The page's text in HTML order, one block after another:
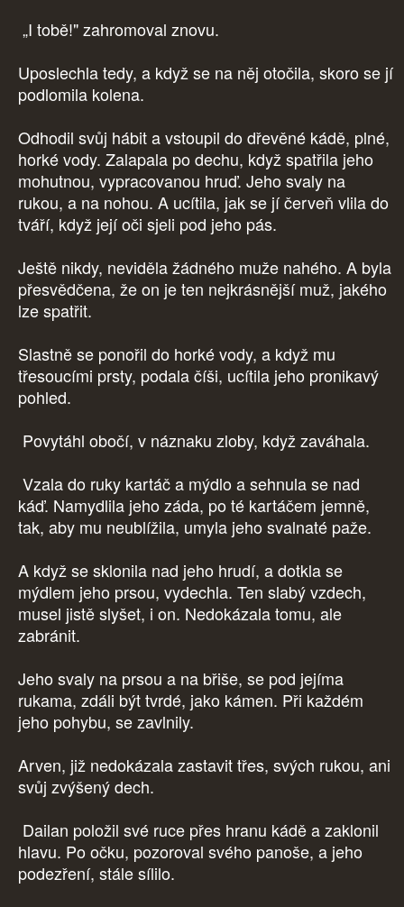
„I tobě!" zahromoval znovu.
Uposlechla tedy, a když se na něj otočila, skoro se jí
podlomila kolena.
Odhodil svůj hábit a vstoupil do dřevěné kádě, plné,
horké vody. Zalapala po dechu, když spatřila jeho
mohutnou, vypracovanou hruď. Jeho svaly na
rukou, a na nohou. A ucítila, jak se jí červeň vlila do
tváří, když její oči sjeli pod jeho pás.
Ještě nikdy, neviděla žádného muže nahého. A byla
přesvědčena, že on je ten nejkrásnější muž, jakého
lze spatřit.
Slastně se ponořil do horké vody, a když mu
třesoucími prsty, podala číši, ucítila jeho pronikavý
pohled.
Povytáhl obočí, v náznaku zloby, když zaváhala.
Vzala do ruky kartáč a mýdlo a sehnula se nad
káď. Namydlila jeho záda, po té kartáčem jemně,
tak, aby mu neublížila, umyla jeho svalnaté paže.
A když se sklonila nad jeho hrudí, a dotkla se
mýdlem jeho prsou, vydechla. Ten slabý vzdech,
musel jistě slyšet, i on. Nedokázala tomu, ale
zabránit.
Jeho svaly na prsou a na břiše, se pod jejíma
rukama, zdáli být tvrdé, jako kámen. Při každém
jeho pohybu, se zavlnily.
Arven, již nedokázala zastavit třes, svých rukou, ani
svůj zvýšený dech.
Dailan položil své ruce přes hranu kádě a zaklonil
hlavu. Po očku, pozoroval svého panoše, a jeho
podezření, stále sílilo.